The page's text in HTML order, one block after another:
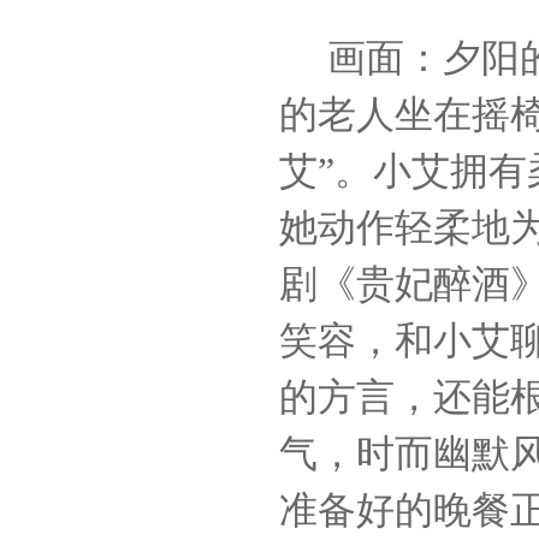
画面：夕阳
的老人坐在摇
艾”。小艾拥
她动作轻柔地
剧《贵妃醉酒
笑容，和小艾
的方言，还能
气，时而幽默
准备好的晚餐